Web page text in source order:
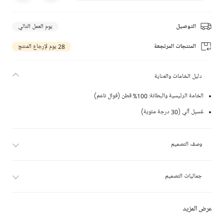
التوصيل يوم العمل التالي
المنتجات المرتجعة 28 يوم لإرجاع المنتج
عرض المزيد
دليل الخامات والعناية
الخامة الرئيسية والبطانة: 100% قطن (فوال ناعم)
غسيل آلي (30 درجة مئوية)
وصف التصميم
جماليات التصميم